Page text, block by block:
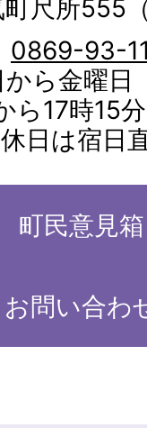
町尺所555
0869-93-
ら金曜
ら17時15
日は宿日
町民意見箱
お問い合わ